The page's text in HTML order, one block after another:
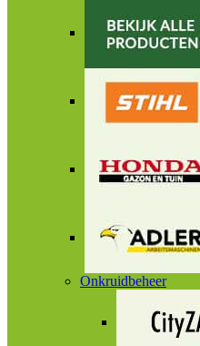
Onkruidbeheer